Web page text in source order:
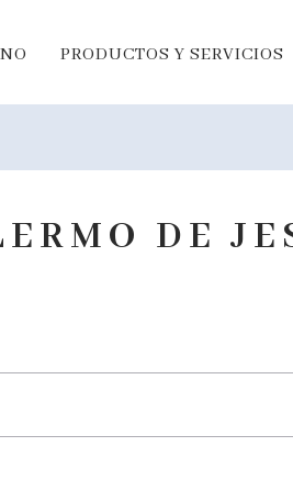
PRODUCTOS Y SERVICIOS
DE